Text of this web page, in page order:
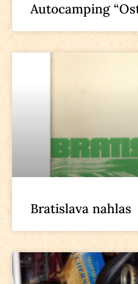
Autocamping
Bratislava nahlas